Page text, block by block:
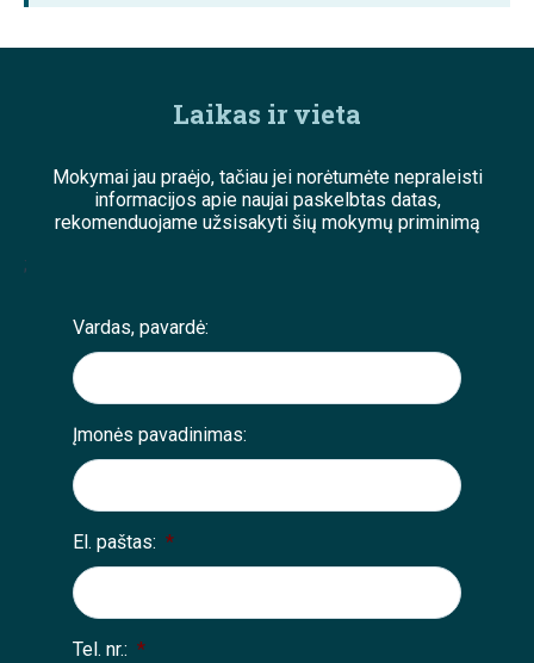
Laikas ir vieta
Mokymai jau praėjo, tačiau jei norėtumėte nepraleisti
informacijos apie naujai paskelbtas datas,
rekomenduojame užsisakyti šių mokymų priminimą
;
Vardas, pavardė:
Įmonės pavadinimas:
El. paštas: *
Tel. nr.: *